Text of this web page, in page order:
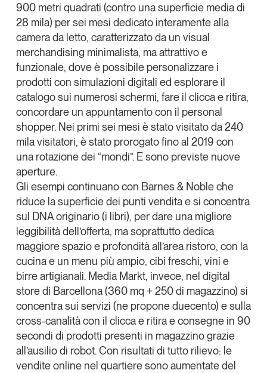
900 metri quadrati (contro una superficie media di
28 mila) per sei mesi dedicato interamente alla
camera da letto, caratterizzato da un visual
merchandising minimalista, ma attrattivo e
funzionale, dove è possibile personalizzare i
prodotti con simulazioni digitali ed esplorare il
catalogo sui numerosi schermi, fare il clicca e ritira,
concordare un appuntamento con il personal
shopper. Nei primi sei mesi è stato visitato da 240
mila visitatori, è stato prorogato fino al 2019 con
una rotazione dei “mondi”. E sono previste nuove
aperture.
Gli esempi continuano con Barnes & Nobleche
riduce la superficie dei punti vendita e si concentra
sul DNA originario (i libri), per dare una migliore
leggibilità dell’offerta, ma soprattutto dedica
maggiore spazio e profondità all’area ristoro, con la
cucina e un menu più ampio, cibi freschi, vini e
birre artigianali. Media Markt, invece, nel digital
storedi Barcellona (360 mq + 250 di magazzino) si
concentra sui servizi (ne propone duecento) e sulla
cross-canalità con il clicca e ritira e consegne in 90
secondi di prodotti presenti in magazzino grazie
all’ausilio di robot. Con risultati di tutto rilievo: le
vendite online nel quartiere sono aumentate del